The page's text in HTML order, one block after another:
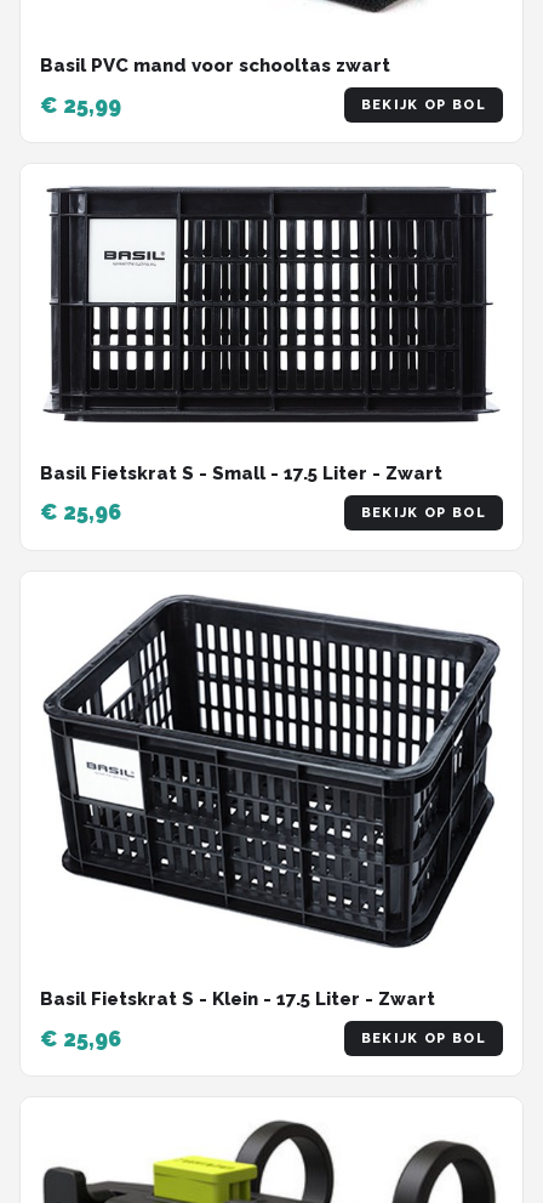
Basil PVC mand voor schooltas zwart
€ 25,99 BEKIJK OP BOL
Basil Fietskrat S - Small - 17.5 Liter - Zwart
€ 25,96 BEKIJK OP BOL
Basil Fietskrat S - Klein - 17.5 Liter - Zwart
€ 25,96 BEKIJK OP BOL